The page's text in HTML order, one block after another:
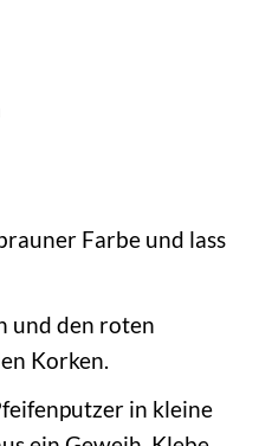
Farbe und lass
und den roten
Korken.
in kleine